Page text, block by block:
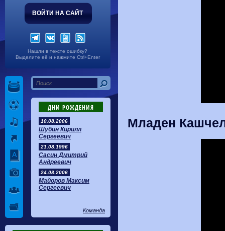
ВОЙТИ НА САЙТ
Нашли в тексте ошибку?
Выделите её и нажмите Ctrl+Enter
ДНИ РОЖДЕНИЯ
10.08.2006
Шубин Кирилл
Сергеевич
21.08.1996
Сасин Дмитрий
Андреевич
24.08.2006
Майоров Максим
Сергеевич
Команда
Младен